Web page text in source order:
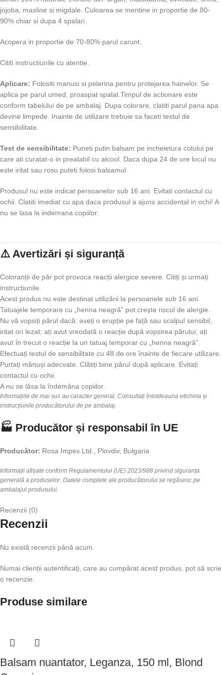
jojoba, masline si migdale. Culoarea se mentine in proportie de 80-
90% chiar si dupa 4 spalari.
Acopera in proportie de 70-80% parul carunt.
Cititi instructiunile cu atentie.
Aplicare: Folositi manusi si pelerina pentru protejarea hainelor. Se
aplica pe parul umed, proaspat spalat.Timpul de actionare este
conform tabelului de pe ambalaj. Dupa colorare, clatiti parul pana apa
devine limpede. Inainte de utilizare trebuie sa faceti testul de
sensibilitate.
Test de sensibilitate: Puneti putin balsam pe incheietura cotului pe
care ati curatat-o in prealabil cu alcool. Daca dupa 24 de ore locul nu
este iritat sau rosu puteti folosi balsamul.
Produsul nu este indicat persoanelor sub 16 ani. Evitati contactul cu
ochii. Clatiti imediat cu apa daca produsul a ajuns accidental in ochi! A
nu se lasa la indemana copiilor.
⚠️ Avertizări și siguranță
Coloranții de păr pot provoca reacții alergice severe. Citiți și urmați
instrucțiunile.
Acest produs nu este destinat utilizării la persoanele sub 16 ani.
Tatuajele temporare cu „henna neagră” pot crește riscul de alergie.
Nu vă vopsiți părul dacă: aveți o erupție pe față sau scalpul sensibil,
iritat ori lezat; ați avut vreodată o reacție după vopsirea părului; ați
avut în trecut o reacție la un tatuaj temporar cu „henna neagră”.
Efectuați testul de sensibilitate cu 48 de ore înainte de fiecare utilizare.
Purtați mănuși adecvate. Clătiți bine părul după aplicare. Evitați
contactul cu ochii.
A nu se lăsa la îndemâna copiilor.
Informațiile de mai sus au caracter general. Consultați întotdeauna eticheta și
instrucțiunile producătorului de pe ambalaj.
🏭 Producător și responsabil în UE
Producător: Rosa Impex Ltd., Plovdiv, Bulgaria
Informații afișate conform Regulamentului (UE) 2023/988 privind siguranța
generală a produselor. Datele complete ale producătorului se regăsesc pe
ambalajul produsului.
Recenzii (0)
Recenzii
Nu există recenzii până acum.
Numai clienții autentificați, care au cumpărat acest produs, pot să scrie
o recenzie.
Produse similare
Balsam nuantator, Leganza, 150 ml, Blond